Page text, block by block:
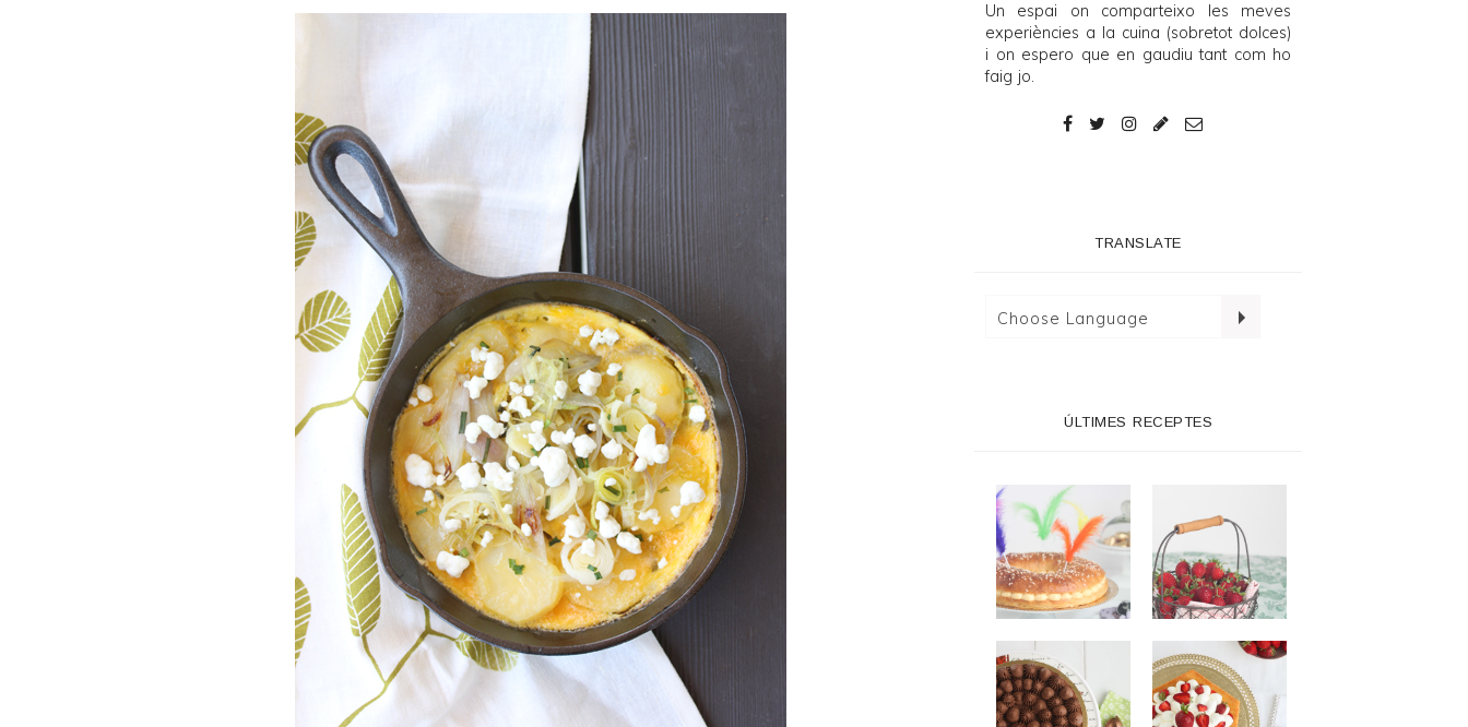
Un espai on comparteixo les meves
experiències a la cuina (sobretot dolces)
i on espero que en gaudiu tant com ho
faig jo.
TRANSLATE
ÚLTIMES RECEPTES